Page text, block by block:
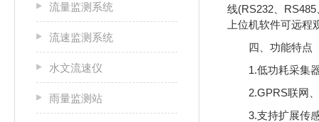
流量监测系统
流速监测系统
水文流速仪
雨量监测站
线(RS232、
上位机软件可远
四、功能特点
1.低功耗采集
2.GPRS联网
3.支持扩展传